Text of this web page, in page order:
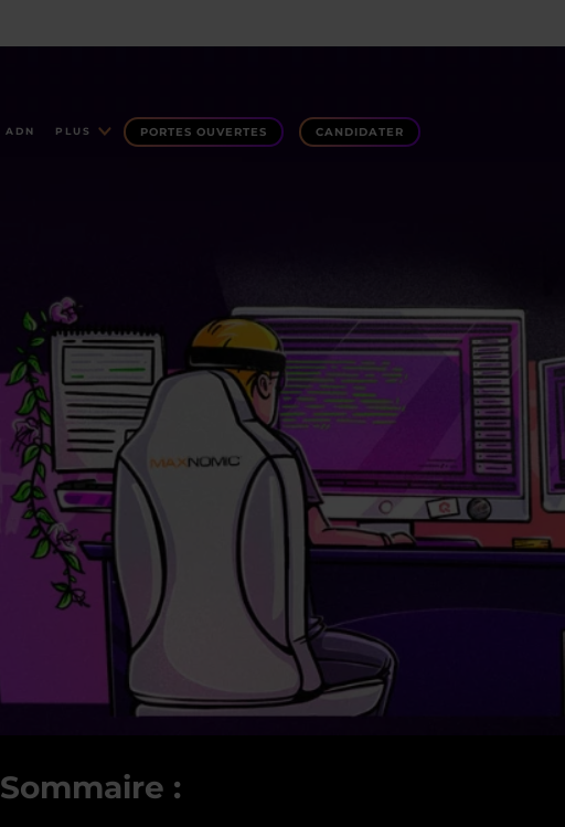
ADN PLUS PORTES OUVERTES CANDIDATER
Sommaire :